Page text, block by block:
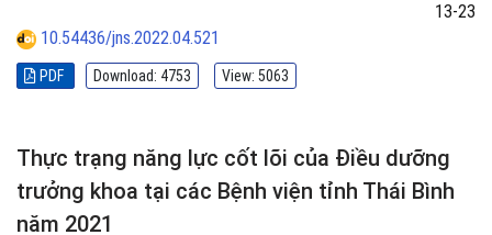
13-23
10.54436/jns.2022.04.521
PDF Download: 4753 View: 5063
Thực trạng năng lực cốt lõi của Điều dưỡng
trưởng khoa tại các Bệnh viện tỉnh Thái Bình
năm 2021